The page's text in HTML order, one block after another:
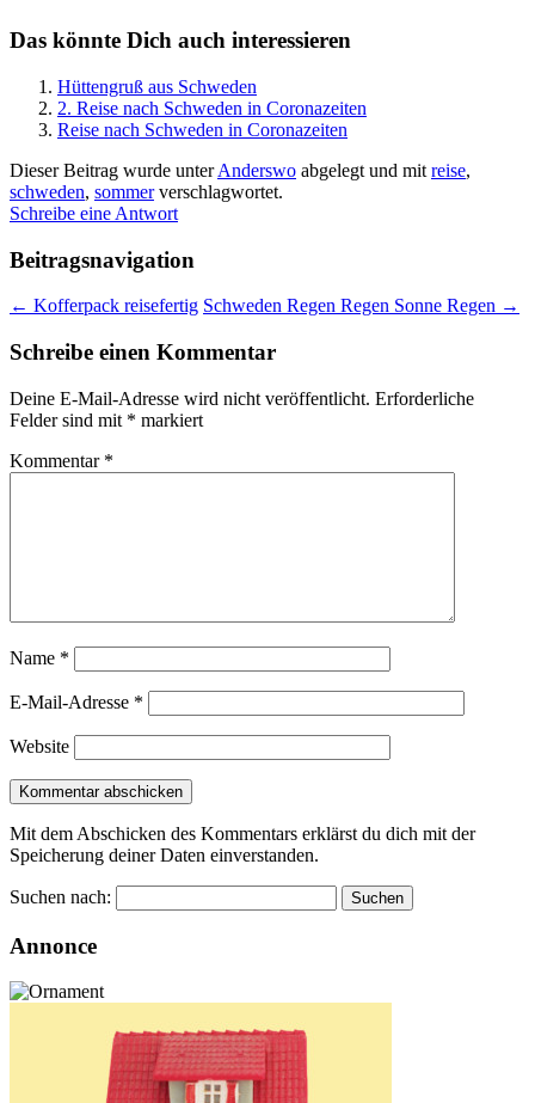
Das könnte Dich auch interessieren
Hüttengruß aus Schweden
2. Reise nach Schweden in Coronazeiten
Reise nach Schweden in Coronazeiten
Dieser Beitrag wurde unterAnderswo abgelegt und mit reise,
schweden, sommerverschlagwortet.
Schreibe eine Antwort
Beitragsnavigation
← Kofferpack reisefertig Schweden Regen Regen Sonne Regen →
Schreibe einen Kommentar
Deine E-Mail-Adresse wird nicht veröffentlicht. Erforderliche
Felder sind mit * markiert
Kommentar *
Name *
E-Mail-Adresse *
Website
Mit dem Abschicken des Kommentars erklärst du dich mit der
Speicherung deiner Daten einverstanden.
Suchen nach:
Annonce